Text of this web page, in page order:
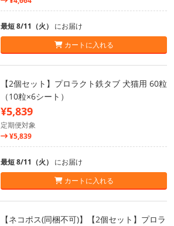
最短 8/11（火） にお届け
カートに入れる
【2個セット】プロラクト鉄タブ 犬猫用 60粒
（10粒×6シート）
¥5,839
定期便対象
¥5,839
最短 8/11（火） にお届け
カートに入れる
【ネコポス(同梱不可)】【2個セット】プロラ